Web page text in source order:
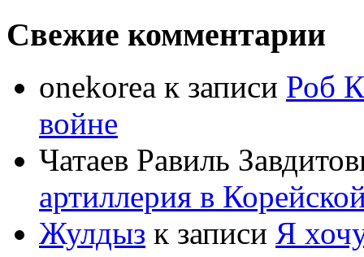
Свежие комментарии
onekorea к записи Роб
войне
Чатаев Равиль
артиллерия в
Жулдыз к записи Я